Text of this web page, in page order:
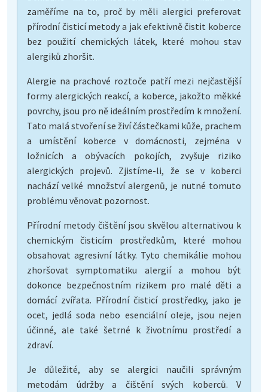
zaměříme na to, proč by měli alergici preferovat
přírodní čisticí metody a jak efektivně čistit koberce
bez použití chemických látek, které mohou stav
alergiků zhoršit.
Alergie na prachové roztoče patří mezi nejčastější
formy alergických reakcí, a koberce, jakožto měkké
povrchy, jsou pro ně ideálním prostředím k množení.
Tato malá stvoření se živí částečkami kůže, prachem
a umístění koberce v domácnosti, zejména v
ložnicích a obývacích pokojích, zvyšuje riziko
alergických projevů. Zjistíme-li, že se v koberci
nachází velké množství alergenů, je nutné tomuto
problému věnovat pozornost.
Přírodní metody čištění jsou skvělou alternativou k
chemickým čisticím prostředkům, které mohou
obsahovat agresivní látky. Tyto chemikálie mohou
zhoršovat symptomatiku alergií a mohou být
dokonce bezpečnostním rizikem pro malé děti a
domácí zvířata. Přírodní čisticí prostředky, jako je
ocet, jedlá soda nebo esenciální oleje, jsou nejen
účinné, ale také šetrné k životnímu prostředí a
zdraví.
Je důležité, aby se alergici naučili správným
metodám údržby a čištění svých koberců. V